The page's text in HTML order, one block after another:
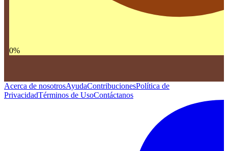
0%
Acerca de nosotrosAyudaContribucionesPolítica de
PrivacidadTérminos de UsoContáctanos